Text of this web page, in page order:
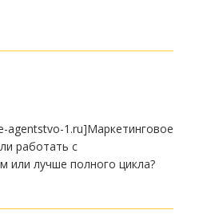
agentstvo-1.ru]Маркетинговое
работать с
или лучше полного цикла?